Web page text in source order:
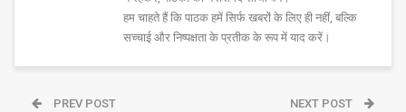
हम चाहते हैं कि पाठक हमें सिर्फ खबरों के लिए ही नहीं, बल्कि
सच्चाई और निष्पक्षता के प्रतीक के रूप में याद करें।
PREV POST NEXT POST